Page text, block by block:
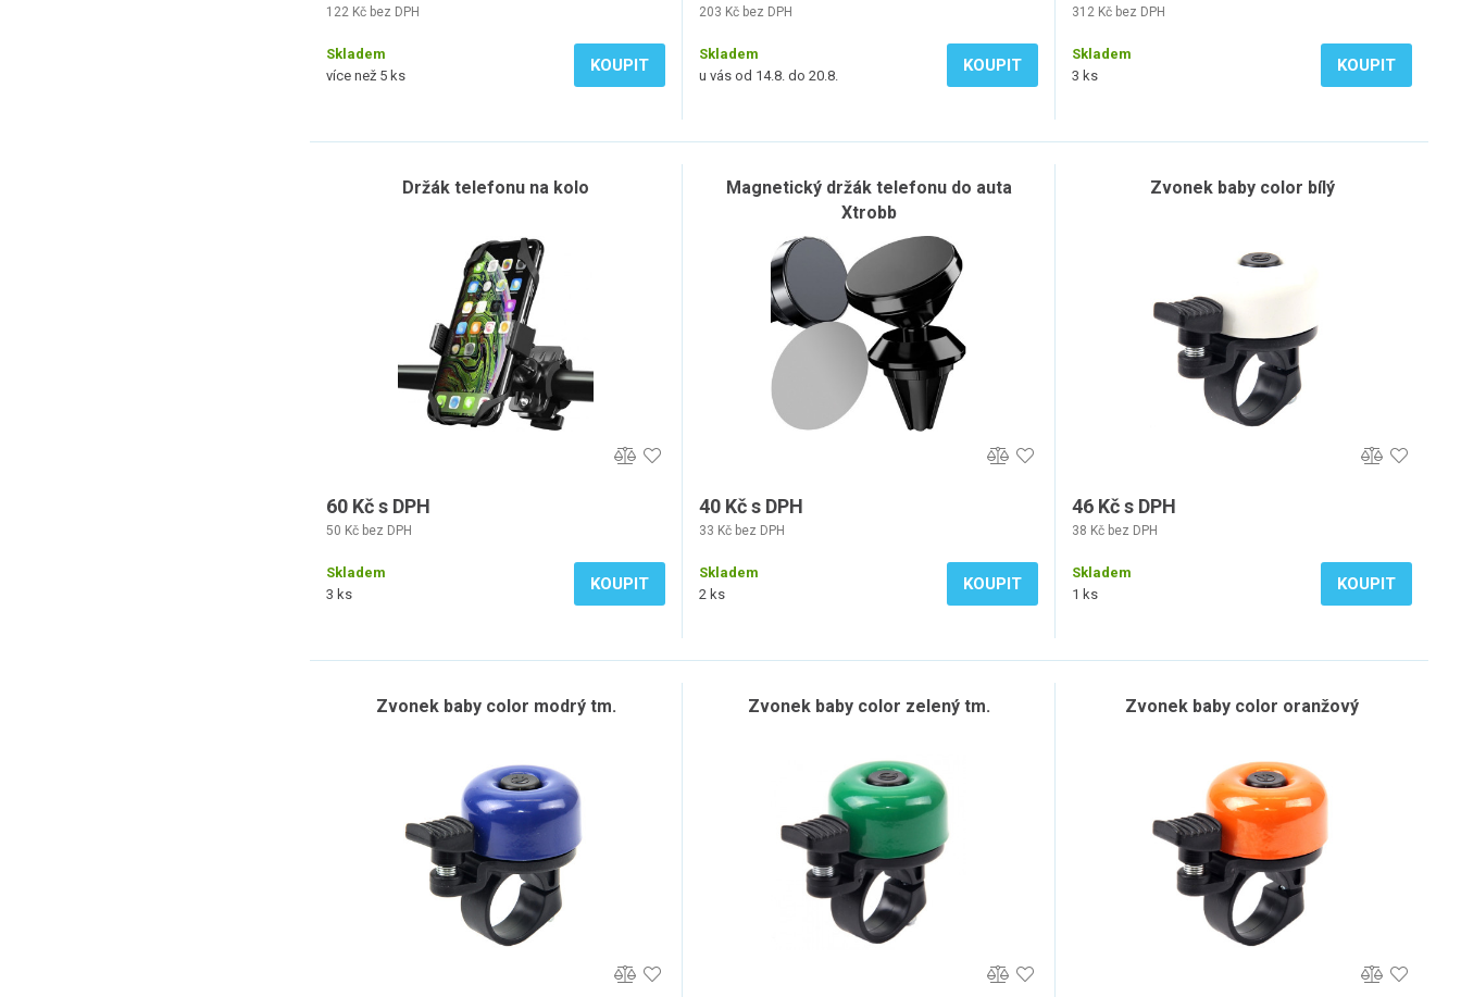
122 Kč bez DPH
Skladem
více než 5 ks
KOUPIT
203 Kč bez DPH
Skladem
u vás od 14.8. do 20.8.
KOUPIT
312 Kč bez DPH
Skladem
3 ks
KOUPIT
Držák telefonu na kolo
60 Kč s DPH
50 Kč bez DPH
Skladem
3 ks
KOUPIT
Magnetický držák telefonu do auta
Xtrobb
40 Kč s DPH
33 Kč bez DPH
Skladem
2 ks
KOUPIT
Zvonek baby color bílý
46 Kč s DPH
38 Kč bez DPH
Skladem
1 ks
KOUPIT
Zvonek baby color modrý tm. Zvonek baby color zelený tm. Zvonek baby color oranžový